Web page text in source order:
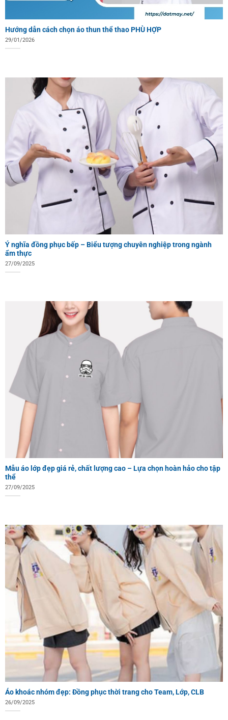
Hướng dẫn cách chọn áo thun thể thao PHÙ HỢP
29/01/2026
Ý nghĩa đồng phục bếp – Biểu tượng chuyên nghiệp trong ngành
ẩm thực
27/09/2025
Mẫu áo lớp đẹp giá rẻ, chất lượng cao – Lựa chọn hoàn hảo cho tập
thể
27/09/2025
Áo khoác nhóm đẹp: Đồng phục thời trang cho Team, Lớp, CLB
26/09/2025